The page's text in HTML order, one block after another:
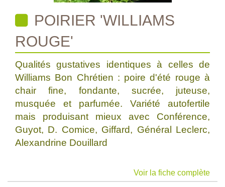
POIRIER 'WILLIAMS
ROUGE'
Qualités gustatives identiques à celles de
Williams Bon Chrétien : poire d'été rouge à
chair fine, fondante, sucrée, juteuse,
musquée et parfumée. Variété autofertile
mais produisant mieux avec Conférence,
Guyot, D. Comice, Giffard, Général Leclerc,
Alexandrine Douillard
Voir la fiche complète